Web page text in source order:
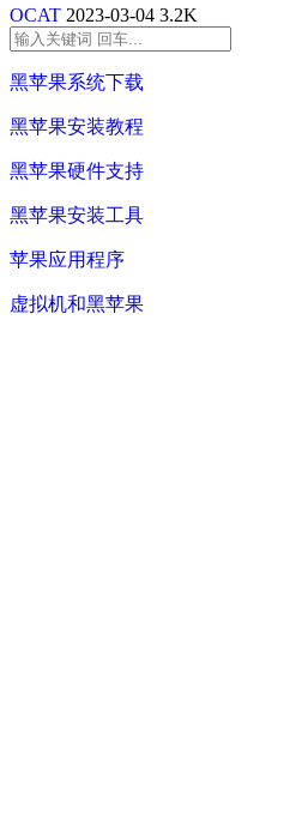
OCAT 2023-03-04 3.2K
黑苹果系统下载
黑苹果安装教程
黑苹果硬件支持
黑苹果安装工具
苹果应用程序
虚拟机和黑苹果